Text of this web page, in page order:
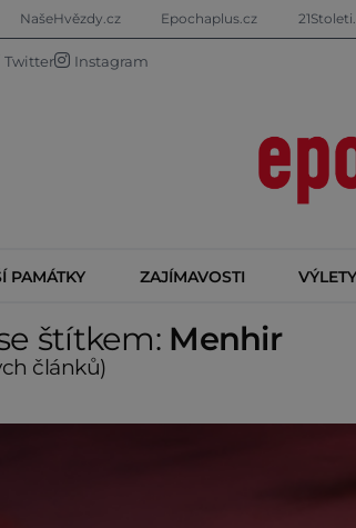
NašeHvězdy.cz Epochaplus.cz
Twitter Instagram
PAMÁTKY ZAJÍMAVOSTI
štítkem: Menhir
článků)